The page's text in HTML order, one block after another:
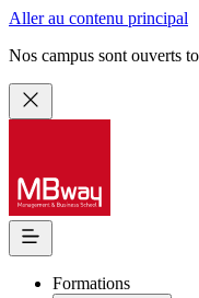
Aller au contenu principal
Nos campus sont ouverts
Formations